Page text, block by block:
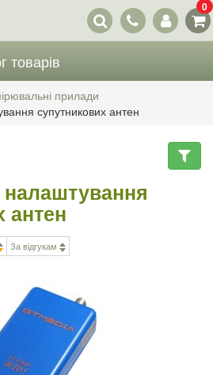
Наші
контакти
0
товарів
прилади
супутникових антен
антен
За відгукам